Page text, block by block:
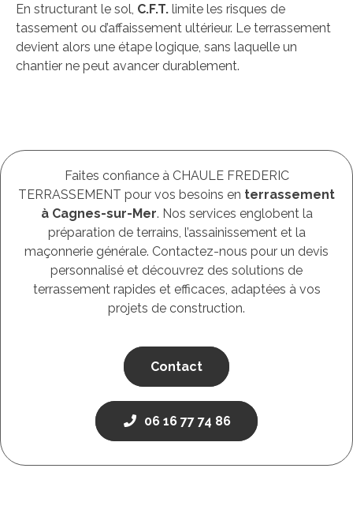
En structurant le sol, C.F.T. limite les risques de
tassement ou d’affaissement ultérieur. Le terrassement
devient alors une étape logique, sans laquelle un
chantier ne peut avancer durablement.
Faites confiance à CHAULE FREDERIC
TERRASSEMENT pour vos besoins en terrassement
à Cagnes-sur-Mer. Nos services englobent la
préparation de terrains, l’assainissement et la
maçonnerie générale. Contactez-nous pour un devis
personnalisé et découvrez des solutions de
terrassement rapides et efficaces, adaptées à vos
projets de construction.
Contact
06 16 77 74 86